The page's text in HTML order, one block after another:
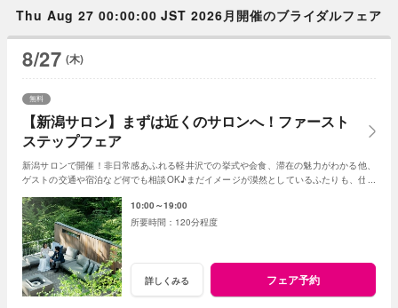
Thu Aug 27 00:00:00 JST 2026月開催のブライダルフェア
8/27 (木)
【新潟サロン】まずは近くのサロンへ！ファースト
ステップフェア
無料
新潟サロンで開催！非日常感あふれる軽井沢での挙式や会食、滞在の魅力がわかる他、
ゲストの交通や宿泊など何でも相談OK♪まだイメージが漠然としているふたりも、仕事
10:00～19:00
120分程度
詳しくみる フェア予約